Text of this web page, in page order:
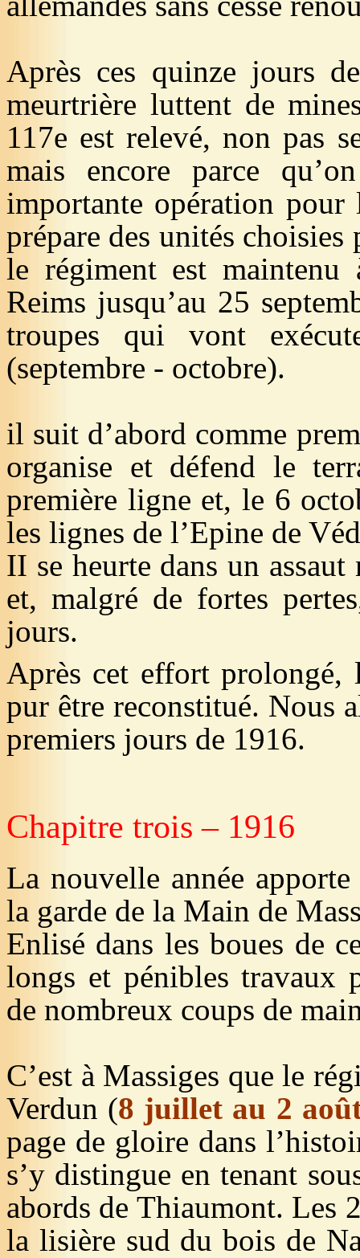
Après ces quinze jours
meurtrière luttent de
117e est relevé, non pas
mais encore parce
importante opération pour
prépare des unités
le régiment est maintenu
Reims jusqu’au 25
troupes qui vont
(septembre - octobre).
il suit d’abord comme
organise et défend le
première ligne et, le 6
les lignes de l’Epine de
II se heurte dans un assaut
et, malgré de fortes
jours.
Après cet effort prolongé,
pur être reconstitué. Nous
premiers jours de 1916.
Chapitre trois – 1916
La nouvelle année
la garde de la Main de
Enlisé dans les boues de
longs et pénibles travaux
de nombreux coups de
C’est à Massiges que le
Verdun (8 juillet au 2
page de gloire dans
s’y distingue en tenant
abords de Thiaumont. Les
la lisière sud du bois de